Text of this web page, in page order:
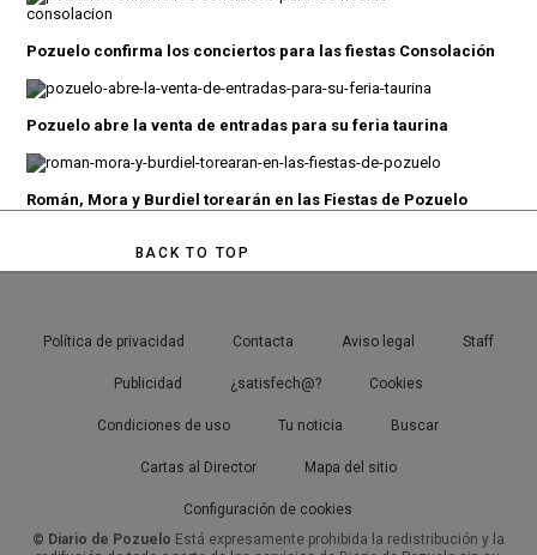
Pozuelo confirma los conciertos para las fiestas Consolación
Pozuelo abre la venta de entradas para su feria taurina
Román, Mora y Burdiel torearán en las Fiestas de Pozuelo
BACK TO TOP
Política de privacidad Contacta Aviso legal Staff
Publicidad ¿satisfech@? Cookies
Condiciones de uso Tu noticia Buscar
Cartas al Director Mapa del sitio
Configuración de cookies
© Diario de Pozuelo Está expresamente prohibida la redistribución y la